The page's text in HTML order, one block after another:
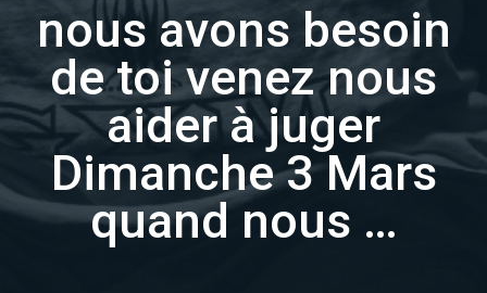
nous avons besoin
de toi venez nous
aider à juger
Dimanche 3 Mars
quand nous …